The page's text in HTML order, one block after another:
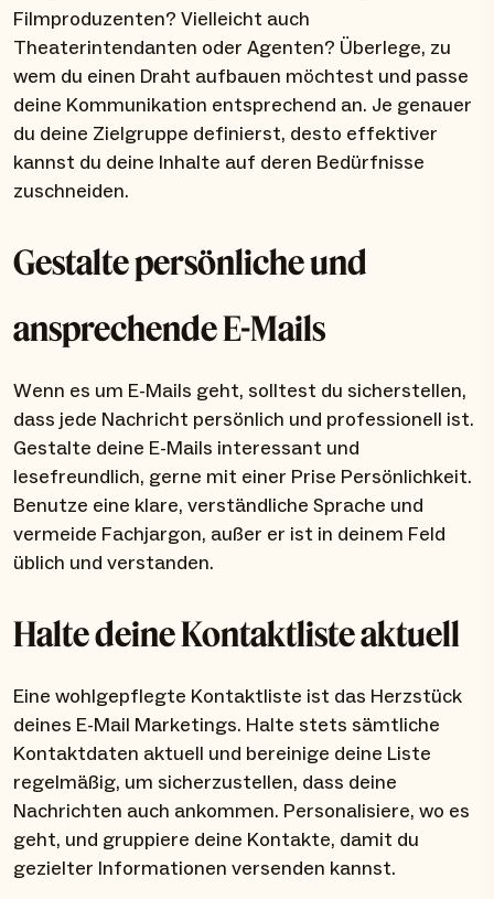
Filmproduzenten? Vielleicht auch
Theaterintendanten oder Agenten? Überlege, zu
wem du einen Draht aufbauen möchtest und passe
deine Kommunikation entsprechend an. Je genauer
du deine Zielgruppe definierst, desto effektiver
kannst du deine Inhalte auf deren Bedürfnisse
zuschneiden.
Gestalte persönliche und
ansprechende E-Mails
Wenn es um E-Mails geht, solltest du sicherstellen,
dass jede Nachricht persönlich und professionell ist.
Gestalte deine E-Mails interessant und
lesefreundlich, gerne mit einer Prise Persönlichkeit.
Benutze eine klare, verständliche Sprache und
vermeide Fachjargon, außer er ist in deinem Feld
üblich und verstanden.
Halte deine Kontaktliste aktuell
Eine wohlgepflegte Kontaktliste ist das Herzstück
deines E-Mail Marketings. Halte stets sämtliche
Kontaktdaten aktuell und bereinige deine Liste
regelmäßig, um sicherzustellen, dass deine
Nachrichten auch ankommen. Personalisiere, wo es
geht, und gruppiere deine Kontakte, damit du
gezielter Informationen versenden kannst.